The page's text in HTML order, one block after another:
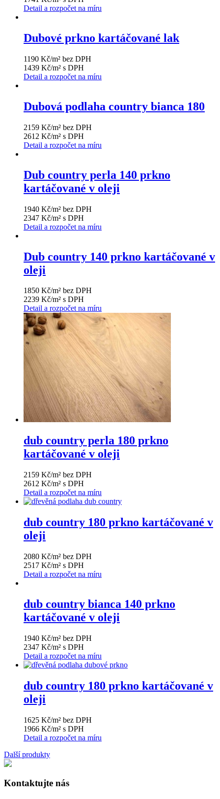
Detail a rozpočet na míru
Dubové prkno kartáčované lak
1190 Kč/m² bez DPH
1439 Kč/m² s DPH
Detail a rozpočet na míru
Dubová podlaha country bianca 180
2159 Kč/m² bez DPH
2612 Kč/m² s DPH
Detail a rozpočet na míru
Dub country perla 140 prkno
kartáčované v oleji
1940 Kč/m² bez DPH
2347 Kč/m² s DPH
Detail a rozpočet na míru
Dub country 140 prkno kartáčované v
oleji
1850 Kč/m² bez DPH
2239 Kč/m² s DPH
Detail a rozpočet na míru
dub country perla 180 prkno
kartáčované v oleji
2159 Kč/m² bez DPH
2612 Kč/m² s DPH
Detail a rozpočet na míru
dub country 180 prkno kartáčované v
oleji
2080 Kč/m² bez DPH
2517 Kč/m² s DPH
Detail a rozpočet na míru
dub country bianca 140 prkno
kartáčované v oleji
1940 Kč/m² bez DPH
2347 Kč/m² s DPH
Detail a rozpočet na míru
dub country 180 prkno kartáčované v
oleji
1625 Kč/m² bez DPH
1966 Kč/m² s DPH
Detail a rozpočet na míru
Další produkty
Kontaktujte nás